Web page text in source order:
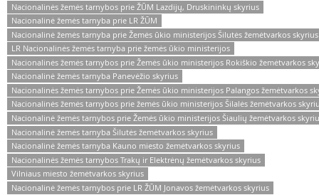
Nacionalinės žemės tarnybos prie ŽŪM Lazdijų, Druskininkų skyrius
Nacionalinė žemės tarnyba prie LR ŽŪM
Nacionalinė žemės tarnyba prie Žemės ūkio ministerijos Šilutės žemėtvarkos skyrius
LR Nacionalinės žemės tarnyba prie žemės ūkio ministerijos
Nacionalinės žemės tarnybos prie Žemės ūkio ministerijos Rokiškio žemėtvarkos
Nacionalinė žemės tarnyba Panevėžio skyrius
Nacionalinės žemės tarnybos prie Žemės ūkio ministerijos Palangos žemėtvarkos
Nacionalinės žemės tarnybos prie žemės ūkio ministerijos Šilalės žemėtvarkos
Nacionalinė žemės tarnybos prie Žemės ūkio ministerijos Šiaulių žemėtvarkos
Nacionalinė žemės tarnyba Šilutės žemėtvarkos skyrius
Nacionalinė žemės tarnyba Kauno miesto žemėtvarkos skyrius
Nacionalinės žemės tarnybos Trakų ir Elektrėnų žemėtvarkos skyrius
Vilniaus miesto žemėtvarkos skyrius
Nacionalinė žemės tarnybos prie LR ŽŪM Jonavos žemėtvarkos skyrius